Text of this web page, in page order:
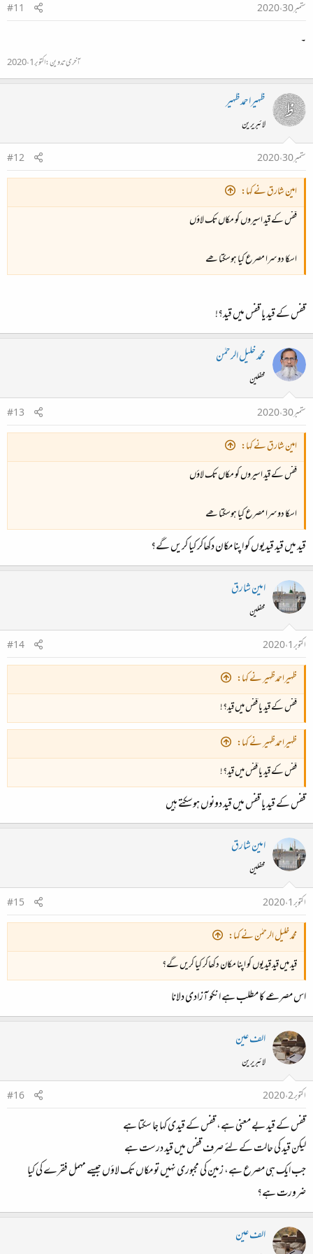
ستمبر 30، 2020
#11
۔
آخری تدوین:اکتوبر 1، 2020
ظہیراحمدظہیر
لائبریرین
ستمبر 30، 2020
#12
امین شارق نے کہا:
قفس کے قید اسیروں کو مکاں تک لاؤں
اسکا دوسرا مصرع کیا ہوسکتا ھے
قفس کے قید یا قفس میں قید؟!
محمد خلیل الرحمٰن
محفلین
ستمبر 30، 2020
#13
امین شارق نے کہا:
قفس کے قید اسیروں کو مکاں تک لاؤں
اسکا دوسرا مصرع کیا ہوسکتا ھے
قید میں قید قیدیوں کو اپنا مکان دکھاکر کیا کریں گے؟
امین شارق
محفلین
اکتوبر 1، 2020
#14
ظہیراحمدظہیر نے کہا:
قفس کے قید یا قفس میں قید؟!
ظہیراحمدظہیر نے کہا:
قفس کے قید یا قفس میں قید؟!
قفس کے قید یا قفس میں قید دونوں ہوسکتے ہیں
امین شارق
محفلین
اکتوبر 1، 2020
#15
محمد خلیل الرحمٰن نے کہا:
قید میں قید قیدیوں کو اپنا مکان دکھاکر کیا کریں گے؟
اس مصرعے کا مطلب ہے انکو آزادی دلانا
الف عین
لائبریرین
اکتوبر 2، 2020
#16
قفس کے قید بے معنی ہے، قفس کے قیدی کہا جا سکتا ہے
لیکن قید کی حالت کے لئے صرف قفس میں قید درست ہے
جب ایک ہی مصرع ہے، زمین کی مجبوری نہیں تو مکاں تک لاؤں جیسے مہمل فقرے کی کیا
ضرورت ہے؟
الف عین